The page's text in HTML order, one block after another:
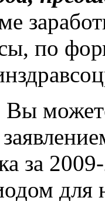
по
за
для